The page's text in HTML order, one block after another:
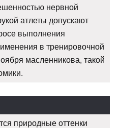
нервной
атлеты допускают
выполнения
в тренировочной
масленникова, такой
природные оттенки